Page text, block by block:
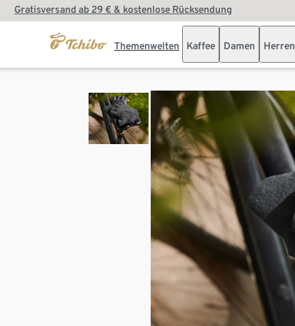
Gratisversand ab 29 € & kostenlose Rücksendung
Themenwelten Kaffee Damen Herren